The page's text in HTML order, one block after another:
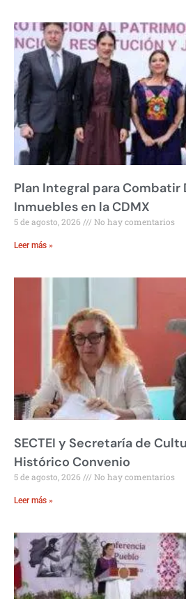
Plan Integral para Combatir
Inmuebles en la CDMX
5 de agosto, 2026 No hay comentarios
Leer más »
SECTEI y Secretaría de
Histórico Convenio
5 de agosto, 2026 No hay comentarios
Leer más »